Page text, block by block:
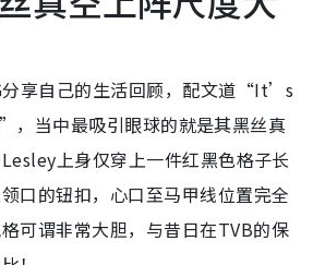
分享自己的生活回顾，配文道“It’s
，当中最吸引眼球的就是其黑丝真
上身仅穿上一件红黑色格子长
口的钮扣，心口至马甲线位置完全
可谓非常大胆，与昔日在TVB的保